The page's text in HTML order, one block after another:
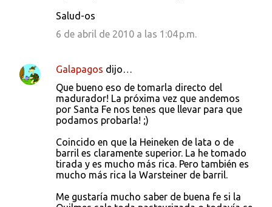
Salud-os
6 de abril de 2010 a las 1:04 p.m.
Galapagos dijo…
Que bueno eso de tomarla directo del
madurador! La próxima vez que andemos
por Santa Fe nos tenes que llevar para que
podamos probarla! ;)
Coincido en que la Heineken de lata o de
barril es claramente superior. La he tomado
tirada y es mucho más rica. Pero también es
mucho más rica la Warsteiner de barril.
Me gustaría mucho saber de buena fe si la